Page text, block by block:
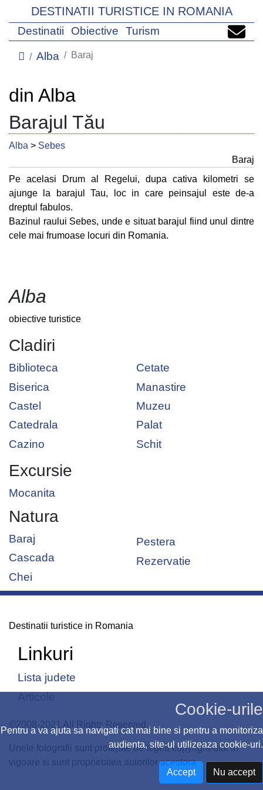
Cookie-urile
Pentru a va ajuta sa navigati cat mai bine si pentru a monitoriza
audienta, site-ul utilizeaza cookie-uri.
Accept Nu accept
DESTINATII TURISTICE IN ROMANIA
Destinatii Obiective Turism
Alba Baraj
din Alba
Barajul Tău
Alba > Sebes
Baraj
Pe acelasi Drum al Regelui, dupa cativa kilometri se
ajunge la barajul Tau, loc in care peinsajul este de-a
dreptul fabulos.
Bazinul raului Sebes, unde e situat barajul fiind unul dintre
cele mai frumoase locuri din Romania.
Alba
obiective turistice
Cladiri
Biblioteca
Biserica
Castel
Catedrala
Cazino
Cetate
Manastire
Muzeu
Palat
Schit
Excursie
Mocanita
Natura
Baraj
Cascada
Chei
Pestera
Rezervatie
Destinatii turistice in Romania
Linkuri
Lista judete
©2008-2021 All Rights Reserved.
Unele fotografii sunt protejate de legea copyright-ului in
vigoare si sunt proprietatea autorilor acestora